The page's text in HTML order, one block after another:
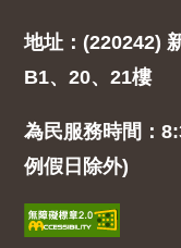
地址：(220242)
B1、20、21樓
為民服務時間：
例假日除外)